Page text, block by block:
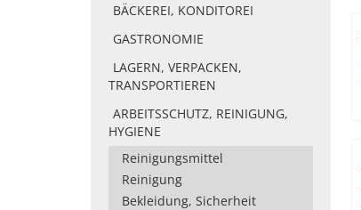
BÄCKEREI, KONDITOREI
GASTRONOMIE
LAGERN, VERPACKEN,
TRANSPORTIEREN
ARBEITSSCHUTZ, REINIGUNG,
HYGIENE
Reinigungsmittel
Reinigung
Bekleidung, Sicherheit